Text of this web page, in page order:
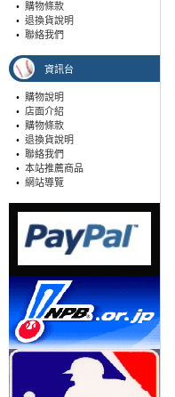
• 購物條款
• 退換貨說明
• 聯絡我們
資訊台
• 購物說明
• 店面介紹
• 購物條款
• 退換貨說明
• 聯絡我們
• 本站推薦商品
• 網站導覽